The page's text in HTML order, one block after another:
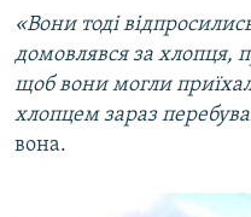
«Вони тоді
домовлявся за хлопця,
щоб вони могли
хлопцем зараз
вона.